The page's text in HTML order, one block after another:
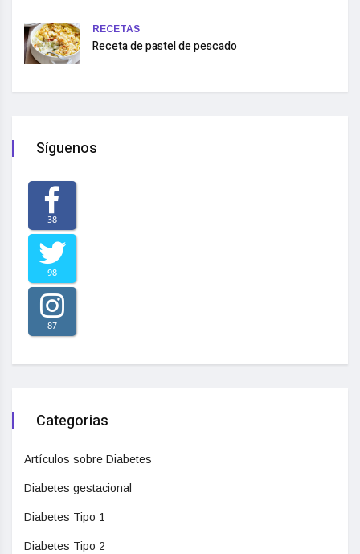
RECETAS
Receta de pastel de pescado
Síguenos
38
98
87
Categorias
Artículos sobre Diabetes
Diabetes gestacional
Diabetes Tipo 1
Diabetes Tipo 2